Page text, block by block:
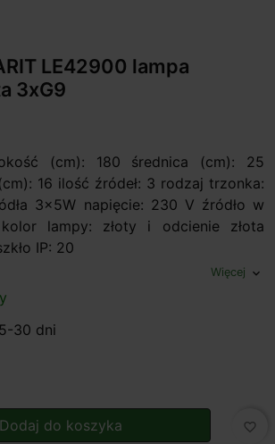
LE42900 lampa
3xG9
(cm): 180 średnica (cm): 25
16 ilość źródeł: 3 rodzaj trzonka:
3x5W napięcie: 230 V źródło w
lampy: złoty i odcienie złota
IP: 20
Więcej expand_more
30 dni
Dodaj do koszyka favorite_border